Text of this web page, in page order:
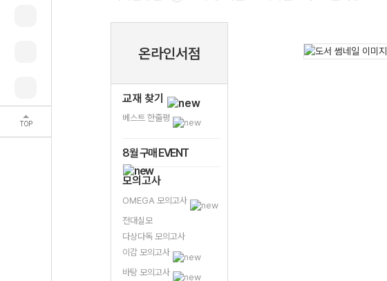
TOP
온라인서점
교재 찾기
베스트 한줄평
8월 구매 EVENT
모의고사
OMEGA 모의고사
전대실모
다상다독 모의고사
이감 모의고사
바탕 모의고사